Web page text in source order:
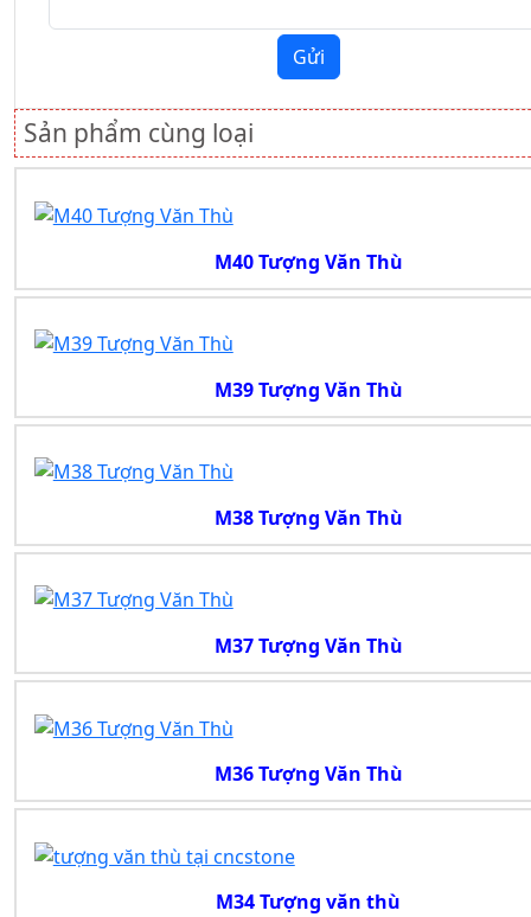
Gửi
Sản phẩm cùng loại
M40 Tượng Văn Thù
M39 Tượng Văn Thù
M38 Tượng Văn Thù
M37 Tượng Văn Thù
M36 Tượng Văn Thù
M34 Tượng văn thù